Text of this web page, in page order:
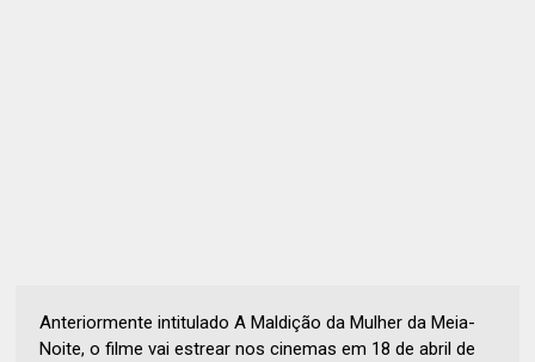
Anteriormente intitulado A Maldição da Mulher da Meia-
Noite, o filme vai estrear nos cinemas em 18 de abril de